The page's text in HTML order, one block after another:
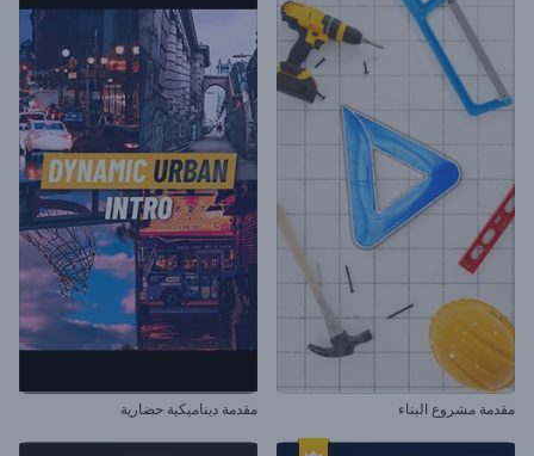
مقدمة مشروع البناء مقدمة ديناميكية حضارية